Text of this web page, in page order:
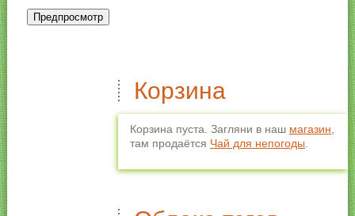
Корзина
Корзина пуста. Загляни в наш магазин
там продаётся Чай для непогоды